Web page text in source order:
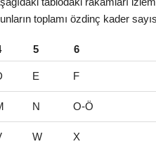
toplamı özdinç kader
5 6
E F
N O-Ö
W X